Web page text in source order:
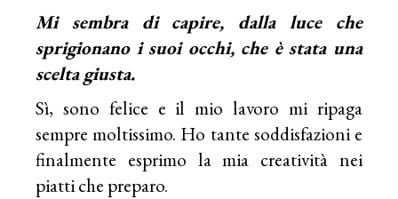
Mi sembra di capire, dalla luce che
sprigionano i suoi occhi, che è stata una
scelta giusta.
Sì, sono felice e il mio lavoro mi ripaga
sempre moltissimo. Ho tante soddisfazioni e
finalmente esprimo la mia creatività nei
piatti che preparo.